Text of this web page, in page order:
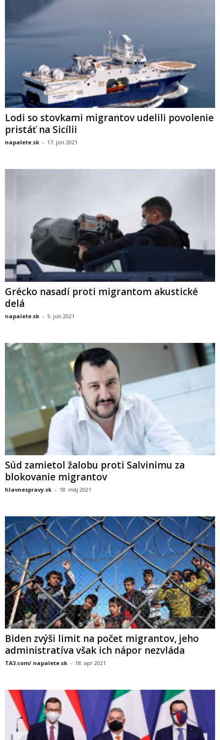
Lodi so stovkami migrantov udelili povolenie
pristáť na Sicílii
napalete.sk - 17. jún 2021
Grécko nasadí proti migrantom akustické
delá
napalete.sk - 5. jún 2021
Súd zamietol žalobu proti Salvinimu za
blokovanie migrantov
hlavnespravy.sk - 18. máj 2021
Biden zvýši limit na počet migrantov, jeho
administratíva však ich nápor nezvláda
TA3.com/ napalete.sk - 18. apr 2021